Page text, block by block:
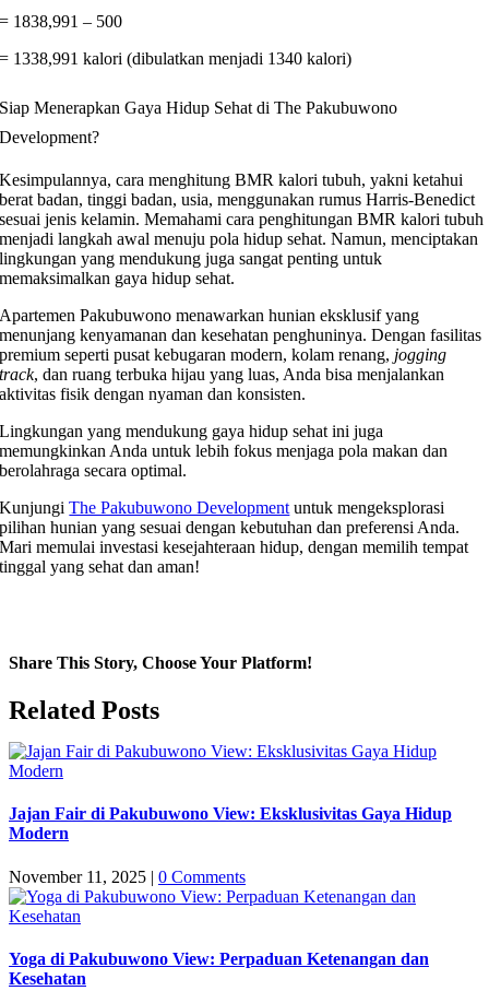
= 1838,991 – 500
= 1338,991 kalori (dibulatkan menjadi 1340 kalori)
Siap Menerapkan Gaya Hidup Sehat di The Pakubuwono
Development?
Kesimpulannya, cara menghitung BMR kalori tubuh, yakni ketahui
berat badan, tinggi badan, usia, menggunakan rumus Harris-Benedict
sesuai jenis kelamin. Memahami cara penghitungan BMR kalori tubuh
menjadi langkah awal menuju pola hidup sehat. Namun, menciptakan
lingkungan yang mendukung juga sangat penting untuk
memaksimalkan gaya hidup sehat.
Apartemen Pakubuwono menawarkan hunian eksklusif yang
menunjang kenyamanan dan kesehatan penghuninya. Dengan fasilitas
premium seperti pusat kebugaran modern, kolam renang, jogging
track, dan ruang terbuka hijau yang luas, Anda bisa menjalankan
aktivitas fisik dengan nyaman dan konsisten.
Lingkungan yang mendukung gaya hidup sehat ini juga
memungkinkan Anda untuk lebih fokus menjaga pola makan dan
berolahraga secara optimal.
KunjungiThe Pakubuwono Developmentuntuk mengeksplorasi
pilihan hunian yang sesuai dengan kebutuhan dan preferensi Anda.
Mari memulai investasi kesejahteraan hidup, dengan memilih tempat
tinggal yang sehat dan aman!
Share This Story, Choose Your Platform!
Facebook
Twitter
LinkedIn
WhatsApp
Email
Related Posts
Jajan Fair di Pakubuwono View: Eksklusivitas Gaya Hidup
Modern
November 11, 2025 | 0 Comments
Yoga di Pakubuwono View: Perpaduan Ketenangan dan
Kesehatan